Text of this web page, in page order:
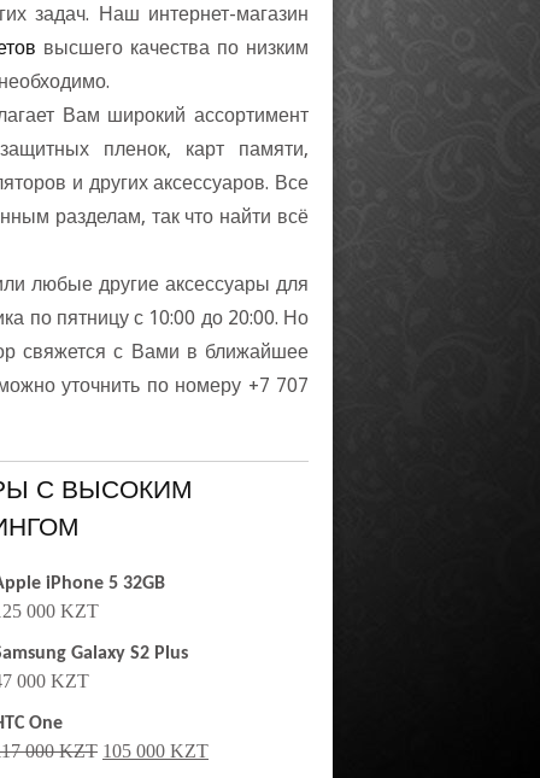
задач. Наш интернет-магазин
ысшего качества по низким
Вам широкий ассортимент
пленок, карт памяти,
и других аксессуаров. Все
разделам, так что найти всё
любые другие аксессуары для
по пятницу с 10:00 до 20:00. Но
свяжется с Вами в ближайшее
уточнить по номеру +7 707
С ВЫСОКИМ
iPhone 5 32GB
000 KZT
Galaxy S2 Plus
000 KZT
One
000 KZT 105 000 KZT